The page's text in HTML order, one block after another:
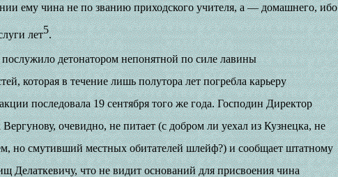
ему чина не по званию приходского учителя, а — домашнего, ибо
лет5.
детонатором непонятной по силе лавины
которая в течение лишь полутора лет погребла карьеру
последовала 19 сентября того же года. Господин Директор
очевидно, не питает (с добром ли уехал из Кузнецка, не
но смутивший местных обитателей шлейф?) и сообщает штатному
Делаткевичу, что не видит оснований для присвоения чина